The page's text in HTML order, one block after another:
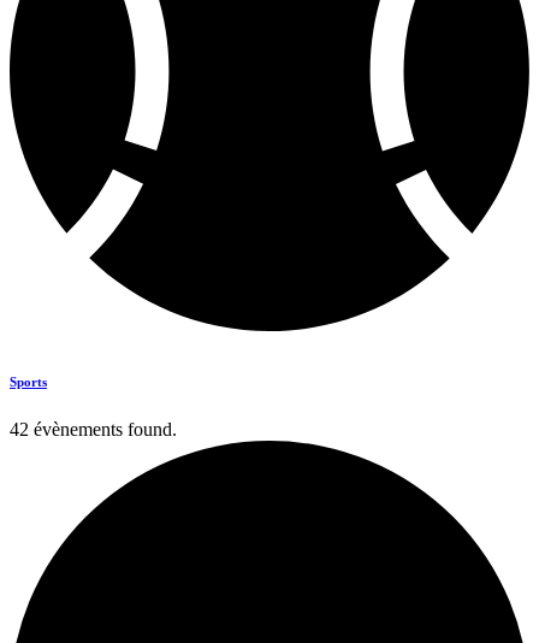
Sports
42 évènements found.